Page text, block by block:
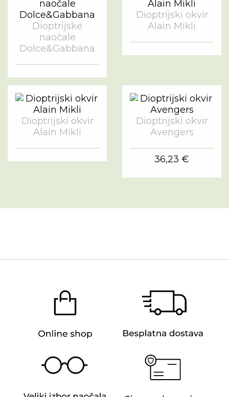
Dioptrijske
naočale
Dolce&Gabbana
Dioptrijski okvir
Alain Mikli
Dioptrijski okvir
Alain Mikli
Dioptrijski okvir
Avengers
36,23 €